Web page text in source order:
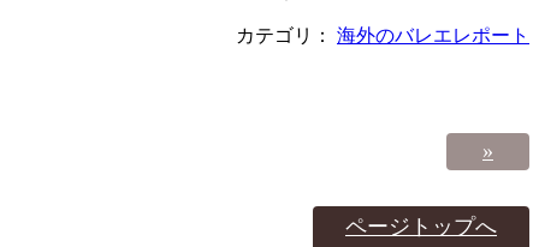
カテゴリ： 海外のバレエレポート
»
ページトップへ